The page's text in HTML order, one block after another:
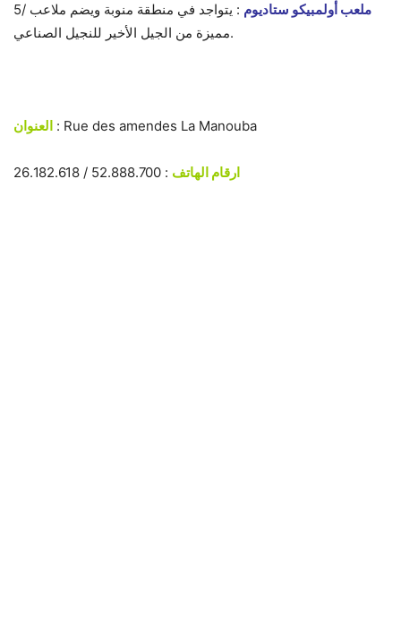
5/ ملعب أولمبيكو ستاديوم : يتواجد في منطقة منوبة ويضم ملاعب
مميزة من الجيل الأخير للنجيل الصناعي.
العنوان : Rue des amendes La Manouba
ارقام الهاتف : 52.888.700 / 26.182.618